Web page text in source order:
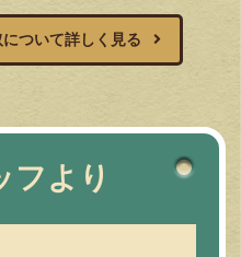
ついて詳しく見る
フより